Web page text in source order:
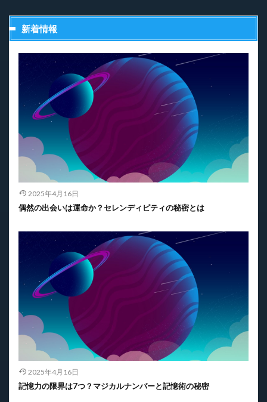
新着情報
2025年4月16日
偶然の出会いは運命か？セレンディピティの秘密とは
2025年4月16日
記憶力の限界は7つ？マジカルナンバーと記憶術の秘密